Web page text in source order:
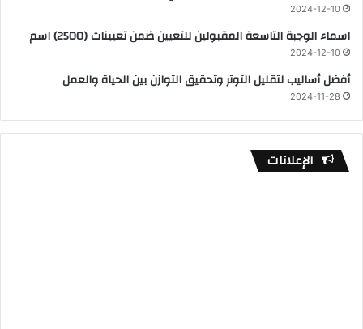
2024-12-10
اسماء الوجبة التاسعة المقبولين للتعيين ضمن تعيينات (2500) اسم
2024-12-10
أفضل أساليب لتقليل التوتر وتحقيق التوازن بين الحياة والعمل
2024-11-28
الإعلانات